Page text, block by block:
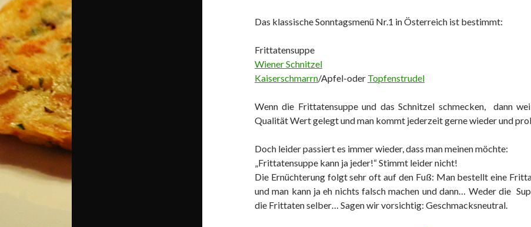
Das klassische Sonntagsmenü Nr.1 in Österreich ist bestimmt:
Frittatensuppe
Wiener Schnitzel
Kaiserschmarrn/Apfel-oder Topfenstrudel
Wenn die Frittatensuppe und das Schnitzel schmecken, dann
Qualität Wert gelegt und man kommt jederzeit gerne wieder und
Doch leider passiert es immer wieder, dass man meinen möchte:
„Frittatensuppe kann ja jeder!“ Stimmt leider nicht!
Die Ernüchterung folgt sehr oft auf den Fuß: Man bestellt eine
und man kann ja eh nichts falsch machen und dann… Weder die
die Frittaten selber… Sagen wir vorsichtig: Geschmacksneutral.